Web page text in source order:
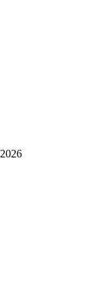
2026